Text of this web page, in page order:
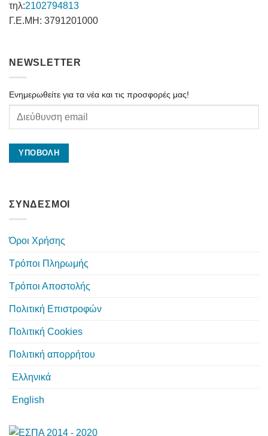
τηλ:2102794813
Γ.Ε.ΜΗ: 3791201000
NEWSLETTER
Ενημερωθείτε για τα νέα και τις προσφορές μας!
ΣΥΝΔΕΣΜΟΙ
Όροι Χρήσης
Τρόποι Πληρωμής
Τρόποι Αποστολής
Πολιτική Επιστροφών
Πολιτική Cookies
Πολιτική απορρήτου
Ελληνικά
English